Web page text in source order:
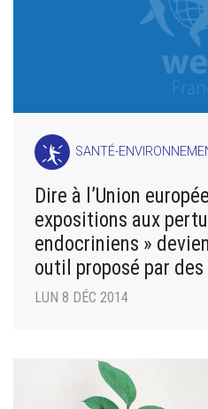
SANTÉ-
Dire à l’Union
expositions aux
endocriniens »
outil proposé par des
LUN 8 DÉC 2014